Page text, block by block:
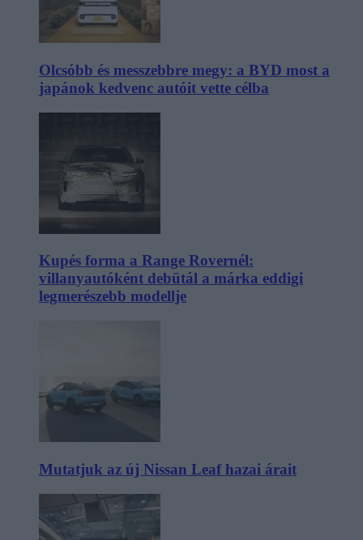
Olcsóbb és messzebbre megy: a BYD most a
japánok kedvenc autóit vette célba
Kupés forma a Range Rovernél:
villanyautóként debütál a márka eddigi
legmerészebb modellje
Mutatjuk az új Nissan Leaf hazai árait